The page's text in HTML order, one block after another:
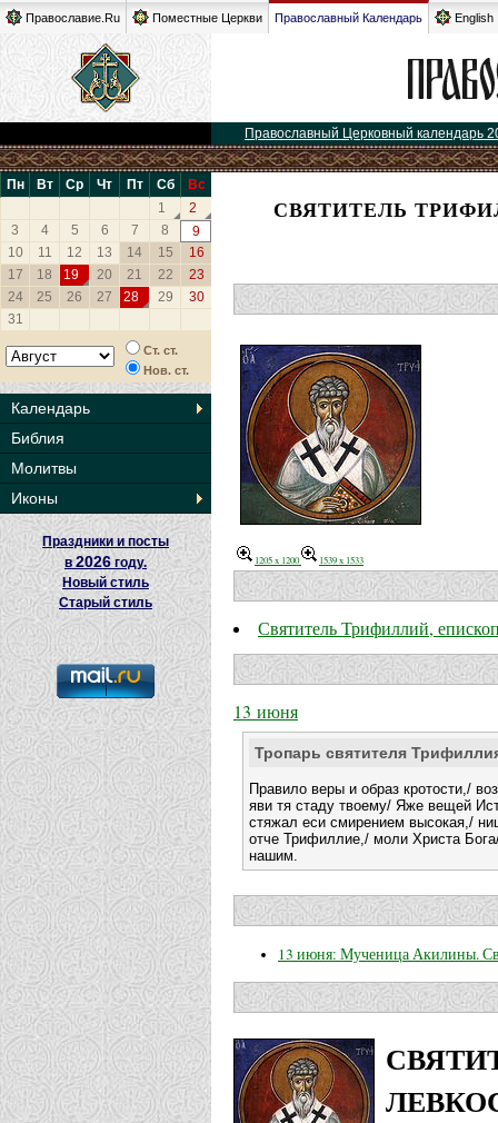
Православие.Ru Поместные Церкви Православный Календарь English
Православный Церковный календарь
Пн Вт Ср Чт Пт Сб
Вс
1
2
3
4 5 6 7 8
9
10
11 12 13 14 15
16
17
18 19 20 21 22
23
24
25 26 27 28 29
30
31
Ст. ст.
Нов. ст.
Календарь
Библия
Молитвы
Иконы
Праздники и посты
в2026 году.
Новый стиль
Старый стиль
СВЯТИТЕЛЬ
1205 x 1200 1539 x 1533
Святитель Трифиллий,
13 июня
Тропарь святителя
Правило веры и образ кротости,/
яви тя стаду твоему/ Яже вещей
стяжал еси смирением высокая,/
отче Трифиллие,/ моли Христа
нашим.
13 июня: Мученица Акилины.